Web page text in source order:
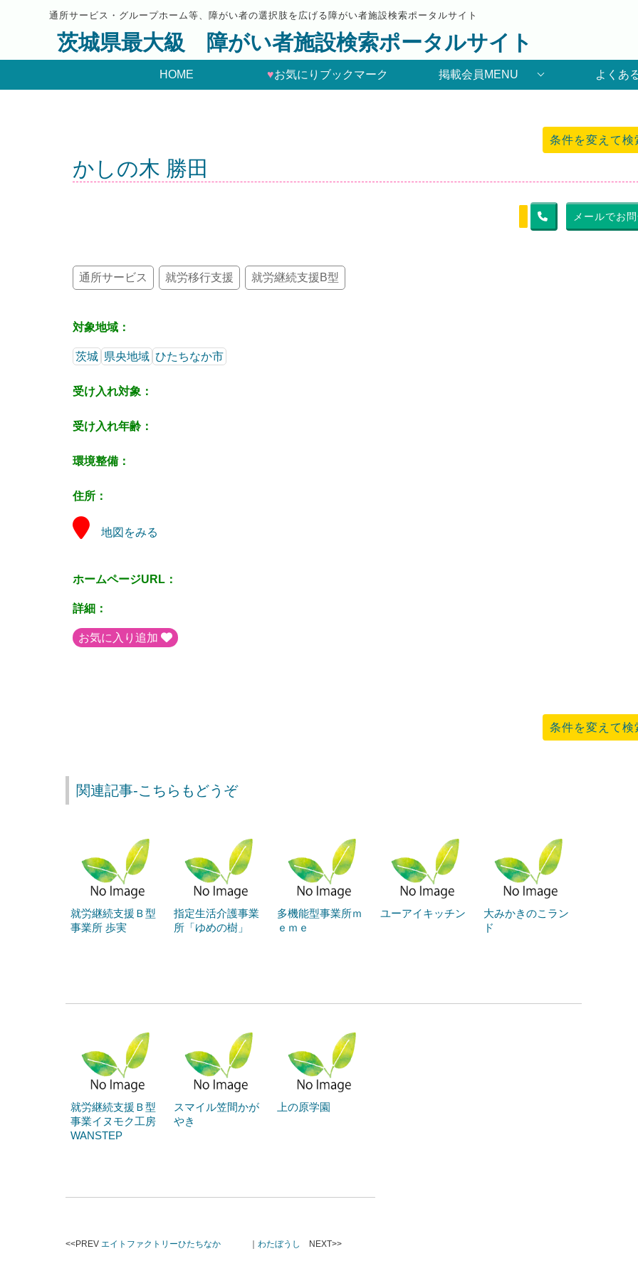
通所サービス・グループホーム等、障がい者の選択肢を広げる障がい者施設検索ポータルサイト
茨城県最大級 障がい者施設検索ポータルサイト
HOME ♥お気にりブックマーク 掲載会員MENU よくあ
条件を変えて検
かしの木 勝田
メールでお
通所サービス 就労移行支援 就労継続支援B型
対象地域：
茨城 県央地域 ひたちなか市
受け入れ対象：
受け入れ年齢：
環境整備：
住所：
地図をみる
ホームページURL：
詳細：
お気に入り追加
条件を変えて検
関連記事-こちらもどうぞ
就労継続支援Ｂ型
事業所 歩実
指定生活介護事業
所「ゆめの樹」
多機能型事業所ｍ
ｅｍｅ
ユーアイキッチン
大みかきのこラン
ド
就労継続支援Ｂ型
事業イヌモク工房
WANSTEP
スマイル笠間かが
やき
上の原学園
<<PREV エイトファクトリーひたちなか ｜ わたぼうし NEXT>>